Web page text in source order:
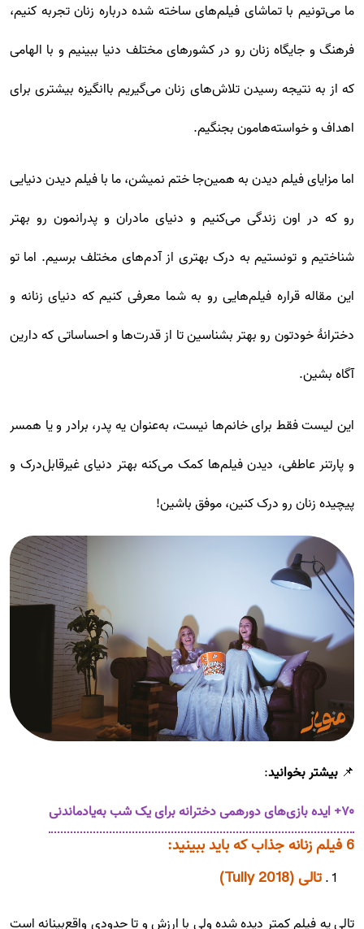
ما می‌تونیم با تماشای فیلم‌های ساخته شده درباره زنان تجربه کنیم،
فرهنگ و جایگاه زنان رو در کشورهای مختلف دنیا ببینیم و با الهامی
که از به نتیجه رسیدن تلاش‌های زنان می‌گیریم باانگیزه بیشتری برای
اهداف و خواسته‌هامون بجنگیم.
اما مزایای فیلم دیدن به همین‌جا ختم نمیشن، ما با فیلم دیدن دنیایی
رو که در اون زندگی می‌کنیم و دنیای مادران و پدرانمون رو بهتر
شناختیم و تونستیم به درک بهتری از آدم‌های مختلف برسیم. اما تو
این مقاله قراره فیلم‌هایی رو به شما معرفی کنیم که دنیای زنانه و
دخترانهٔ خودتون رو بهتر بشناسین تا از قدرت‌ها و احساساتی که دارین
آگاه بشین.
این لیست فقط برای خانم‌ها نیست، به‌عنوان یه پدر، برادر و یا همسر
و پارتنر عاطفی، دیدن فیلم‌ها کمک می‌کنه بهتر دنیای غیرقابل‌درک و
پیچیده زنان رو درک کنین، موفق باشین!
📌 بیشتر بخوانید:
۷۰+ ایده بازی‌های دورهمی دخترانه برای یک شب به‌یادماندنی
6 فیلم زنانه جذاب که باید ببینید:
تالی (Tully 2018)
تالی یه فیلم کمتر دیده شده ولی با ارزش و تا حدودی واقع‌بینانه است